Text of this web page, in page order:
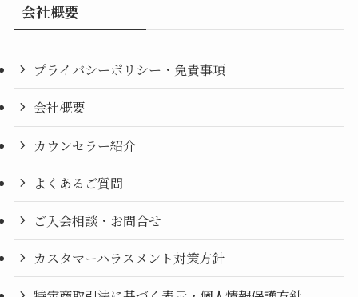
会社概要
プライバシーポリシー・免責事項
会社概要
カウンセラー紹介
よくあるご質問
ご入会相談・お問合せ
カスタマーハラスメント対策方針